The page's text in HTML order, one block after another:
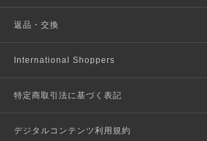
返品・交換
International Shoppers
特定商取引法に基づく表記
デジタルコンテンツ利用規約